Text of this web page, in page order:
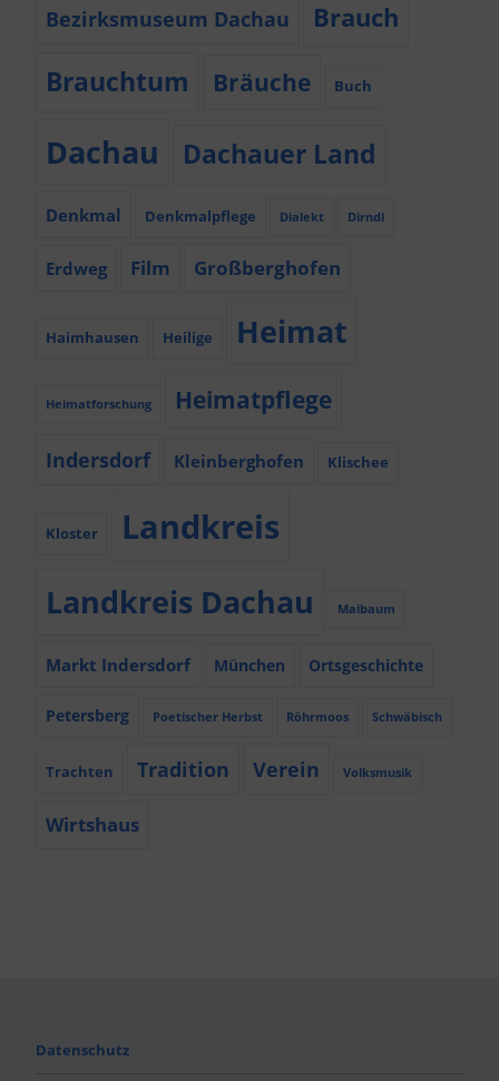
Bezirksmuseum Dachau Brauch
Brauchtum Bräuche Buch
Dachau Dachauer Land
Denkmal Denkmalpflege Dialekt Dirndl
Erdweg Film Großberghofen
Haimhausen Heilige Heimat
Heimatforschung Heimatpflege
Indersdorf Kleinberghofen Klischee
Kloster Landkreis
Landkreis Dachau Maibaum
Markt Indersdorf München Ortsgeschichte
Petersberg Poetischer Herbst Röhrmoos Schwäbisch
Trachten Tradition Verein Volksmusik
Wirtshaus
Datenschutz